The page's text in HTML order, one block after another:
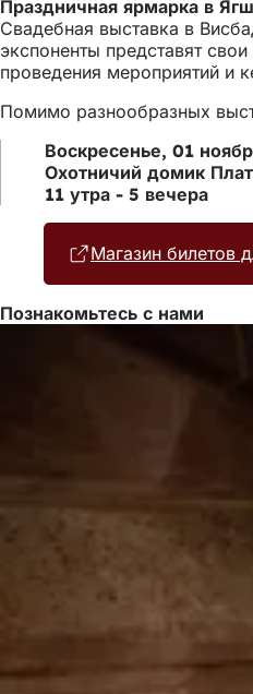
Праздничная ярмарка в
Свадебная выставка в
экспоненты представят
проведения мероприятий и
Помимо разнообразных
Воскресенье, 01
Охотничий домик
11 утра - 5 вечера
Магазин билетов
Познакомьтесь с нами